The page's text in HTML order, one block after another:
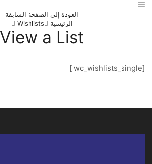
العودة إلى الصفحة السابقة
الرئيسية
Wishlists
View a List
[wc_wishlists_single ]